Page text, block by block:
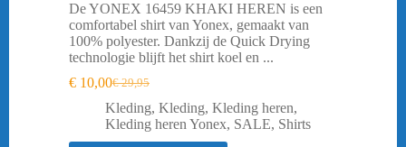
De YONEX 16459 KHAKI HEREN is een
comfortabel shirt van Yonex, gemaakt van
100% polyester. Dankzij de Quick Drying
technologie blijft het shirt koel en ...
€29,95
Oorspronkelijke
prijs
was:
€ 29,95.
€ 10,00Huidige
prijs
is:
€ 10,00.
Kleding, Kleding, Kleding heren,
Kleding heren Yonex, SALE, Shirts